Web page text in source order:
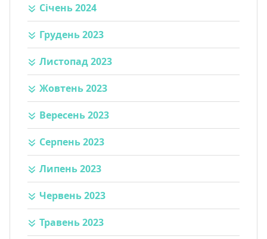
Січень 2024
Грудень 2023
Листопад 2023
Жовтень 2023
Вересень 2023
Серпень 2023
Липень 2023
Червень 2023
Травень 2023